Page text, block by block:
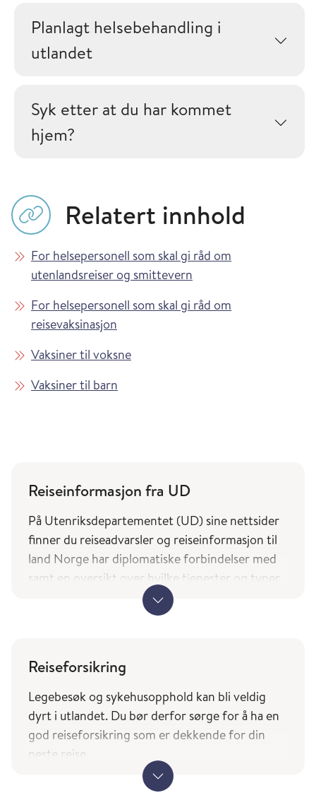
Planlagt helsebehandling i
utlandet
Syk etter at du har kommet
hjem?
Relatert innhold
For helsepersonell som skal gi råd om
utenlandsreiser og smittevern
For helsepersonell som skal gi råd om
reisevaksinasjon
Vaksiner til voksne
Vaksiner til barn
Reiseinformasjon fra UD
På Utenriksdepartementet (UD) sine nettsider
finner du reiseadvarsler og reiseinformasjon til
land Norge har diplomatiske forbindelser med
samt en oversikt over hvilke tjenester og typer
bistand norske borgere på reise kan forvente av
Landene du finner i tjenesten Smittevernråd og
reisevaksiner (fhi.no) er basert på UDs liste over
land Norge har diplomatiske forbindelser med.
Reiseforsikring
Legebesøk og sykehusopphold kan bli veldig
dyrt i utlandet. Du bør derfor sørge for å ha en
god reiseforsikring som er dekkende for din
neste reise.
Ved reise til andre EØS-land bør du også huske å